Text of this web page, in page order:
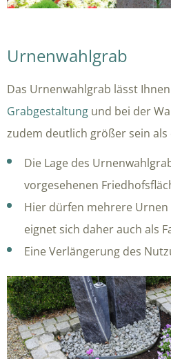
Urnenwahlgrab
Das Urnenwahlgrab lässt
Grabgestaltung und bei der
zudem deutlich größer sein als
Die Lage des
vorgesehenen
Hier dürfen mehrere Urnen
eignet sich daher auch als
Eine Verlängerung des